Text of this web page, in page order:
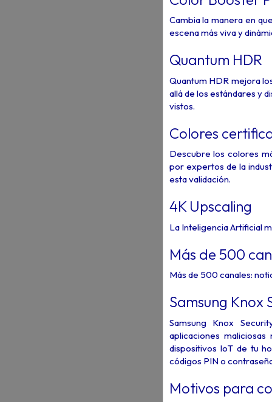
Cambia la manera en
escena más viva y
Quantum HDR
Quantum HDR mejora
allá de los estándares y
vistos.
Colores
Descubre los colores
por expertos de la
esta validación.
4K Upscaling
La Inteligencia Artificial
Más de 500
Más de 500 canales:
Samsung Knox
Samsung Knox
aplicaciones
dispositivos IoT de tu
códigos PIN o
Motivos para